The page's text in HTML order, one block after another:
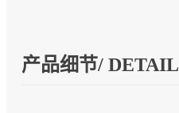
产品细节/ DETAIL